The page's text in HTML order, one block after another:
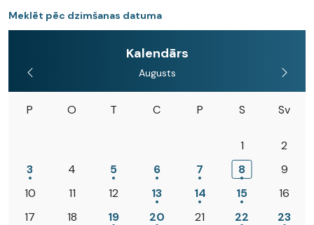
Meklēt pēc dzimšanas datuma
Kalendārs
Augusts
P O T C P S Sv
1
2
3
4 5 6 7 8
9
10
11 12 13 14 15
16
17
18 19 20 21 22
23